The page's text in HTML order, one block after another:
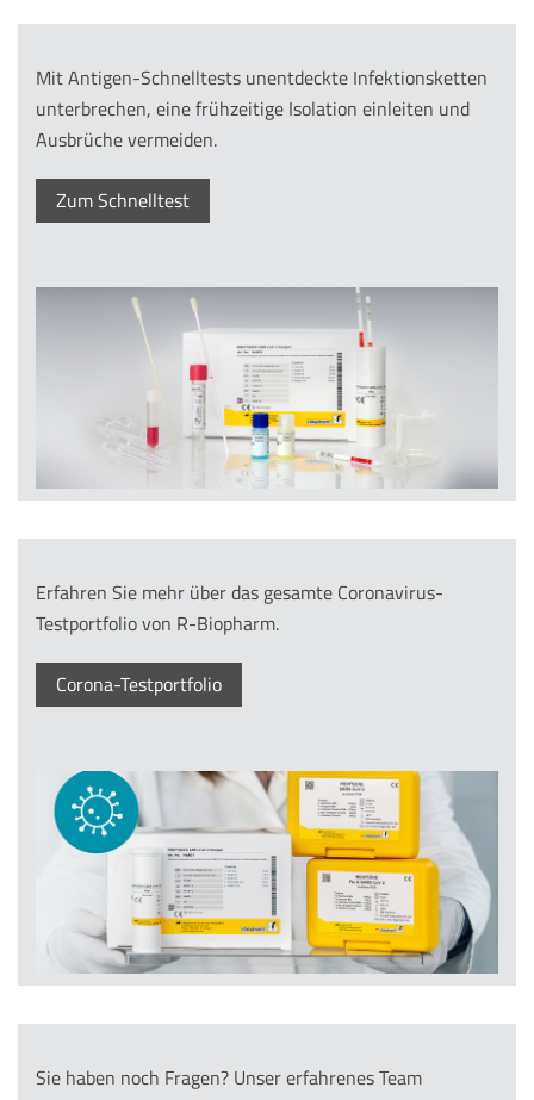
Mit Antigen-Schnelltests unentdeckte Infektionsketten
unterbrechen, eine frühzeitige Isolation einleiten und
Ausbrüche vermeiden.
Zum Schnelltest
Erfahren Sie mehr über das gesamte Coronavirus-
Testportfolio von R-Biopharm.
Corona-Testportfolio
Sie haben noch Fragen? Unser erfahrenes Team